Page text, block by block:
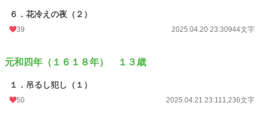
６．花冷えの夜（２）
39 2025.04.20 23:30944文字
元和四年（１６１８年） １３歳
１．吊るし犯し（１）
50 2025.04.21 23:111,236文字